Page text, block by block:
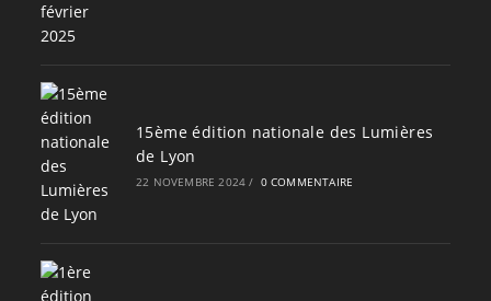
15ème édition nationale des Lumières
de Lyon
22 NOVEMBRE 2024 / 0 COMMENTAIRE